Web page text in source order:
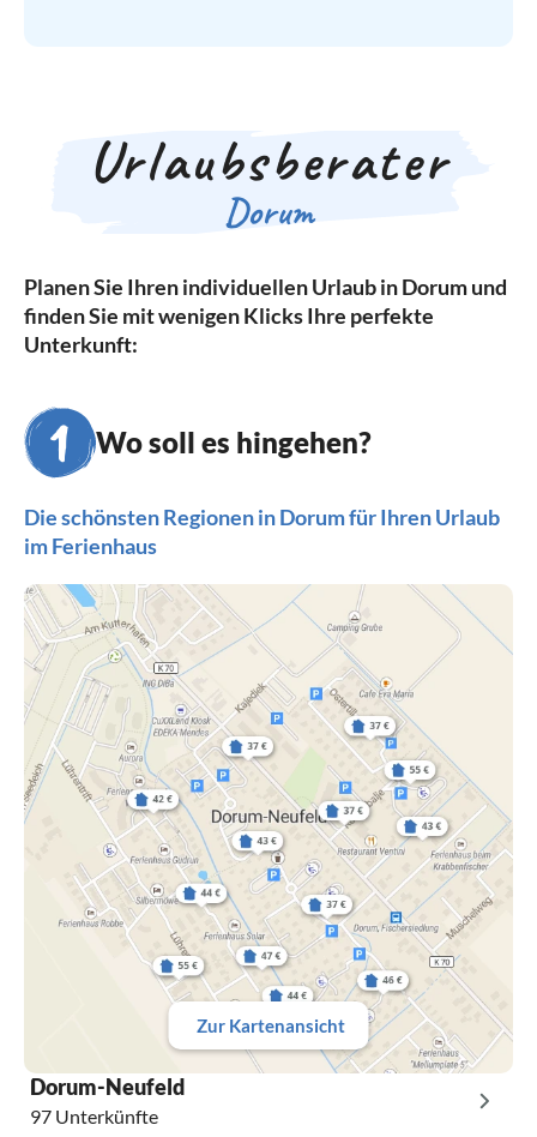
Urlaubsberater
Dorum
Planen Sie Ihren individuellen Urlaub in Dorum und
finden Sie mit wenigen Klicks Ihre perfekte
Unterkunft:
Wo soll es hingehen?
Die schönsten Regionen in Dorum für Ihren Urlaub
im Ferienhaus
Zur Kartenansicht
Dorum-Neufeld
97 Unterkünfte